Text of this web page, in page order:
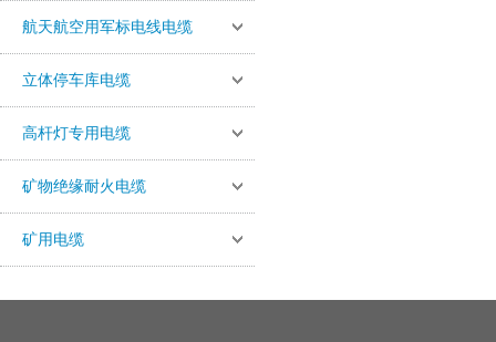
航天航空用军标电线电缆
立体停车库电缆
高杆灯专用电缆
矿物绝缘耐火电缆
矿用电缆